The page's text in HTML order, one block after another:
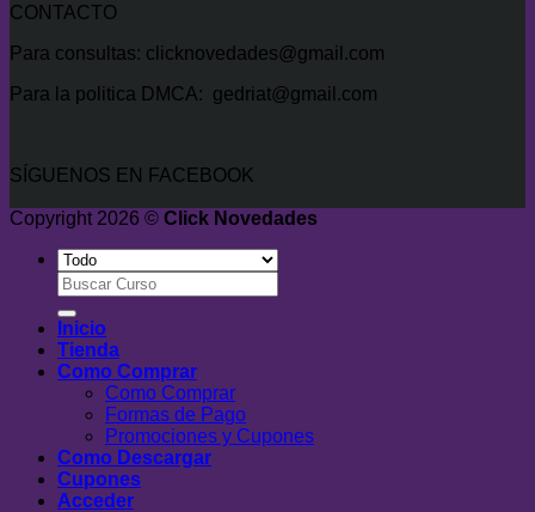
CONTACTO
Para consultas: clicknovedades@gmail.com
Para la politica DMCA: gedriat@gmail.com
SÍGUENOS EN FACEBOOK
Copyright 2026 © Click Novedades
Buscar
por:
Inicio
Tienda
Como Comprar
Como Comprar
Formas de Pago
Promociones y Cupones
Como Descargar
Cupones
Acceder